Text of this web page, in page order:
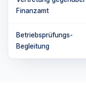
Finanzamt
Betriebsprüfungs-
Begleitung